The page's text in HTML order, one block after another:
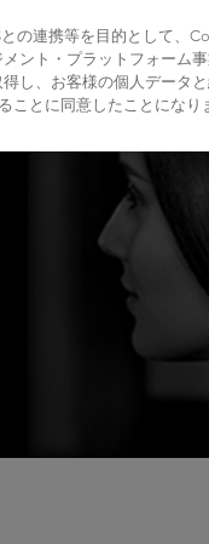
製品 スカルプ＆ヘア
対策とは
の連携等を目的として、
ント・プラットフォーム
し、お客様の個人データと
ことに同意したことにな